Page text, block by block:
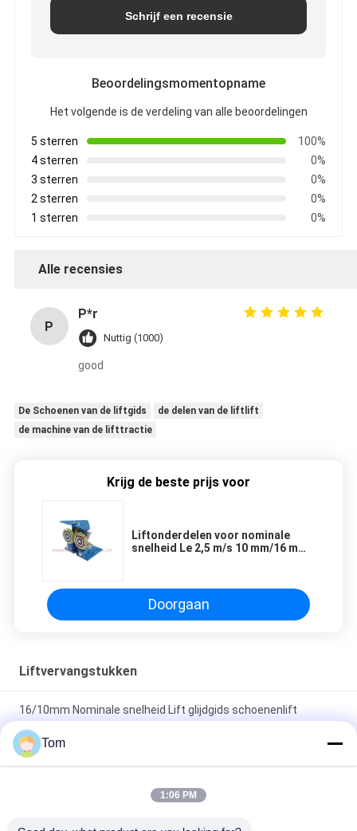
Schrijf een recensie
Beoordelingsmomentopname
Het volgende is de verdeling van alle beoordelingen
5 sterren
100%
4 sterren
0%
3 sterren
0%
2 sterren
0%
1 sterren
0%
Alle recensies
P
P*r
Nuttig (1000)
good
De Schoenen van de liftgids
de delen van de liftlift
de machine van de lifttractie
Krijg de beste prijs voor
Liftonderdelen voor nominale
snelheid Le 2,5 m/s 10 mm/16 mm
massa Le 1600 kg
Doorgaan
Liftvervangstukken
16/10mm Nominale snelheid Lift glijdgids schoenenlift
onderdelen onderdelen
Glij-gids schoenen Duurzame en laag wrijvingsvrije
Tom
1:06 PM